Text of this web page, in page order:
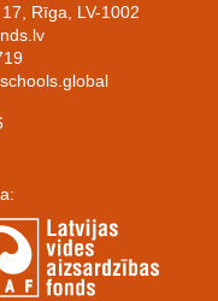
Rīga, LV-1002